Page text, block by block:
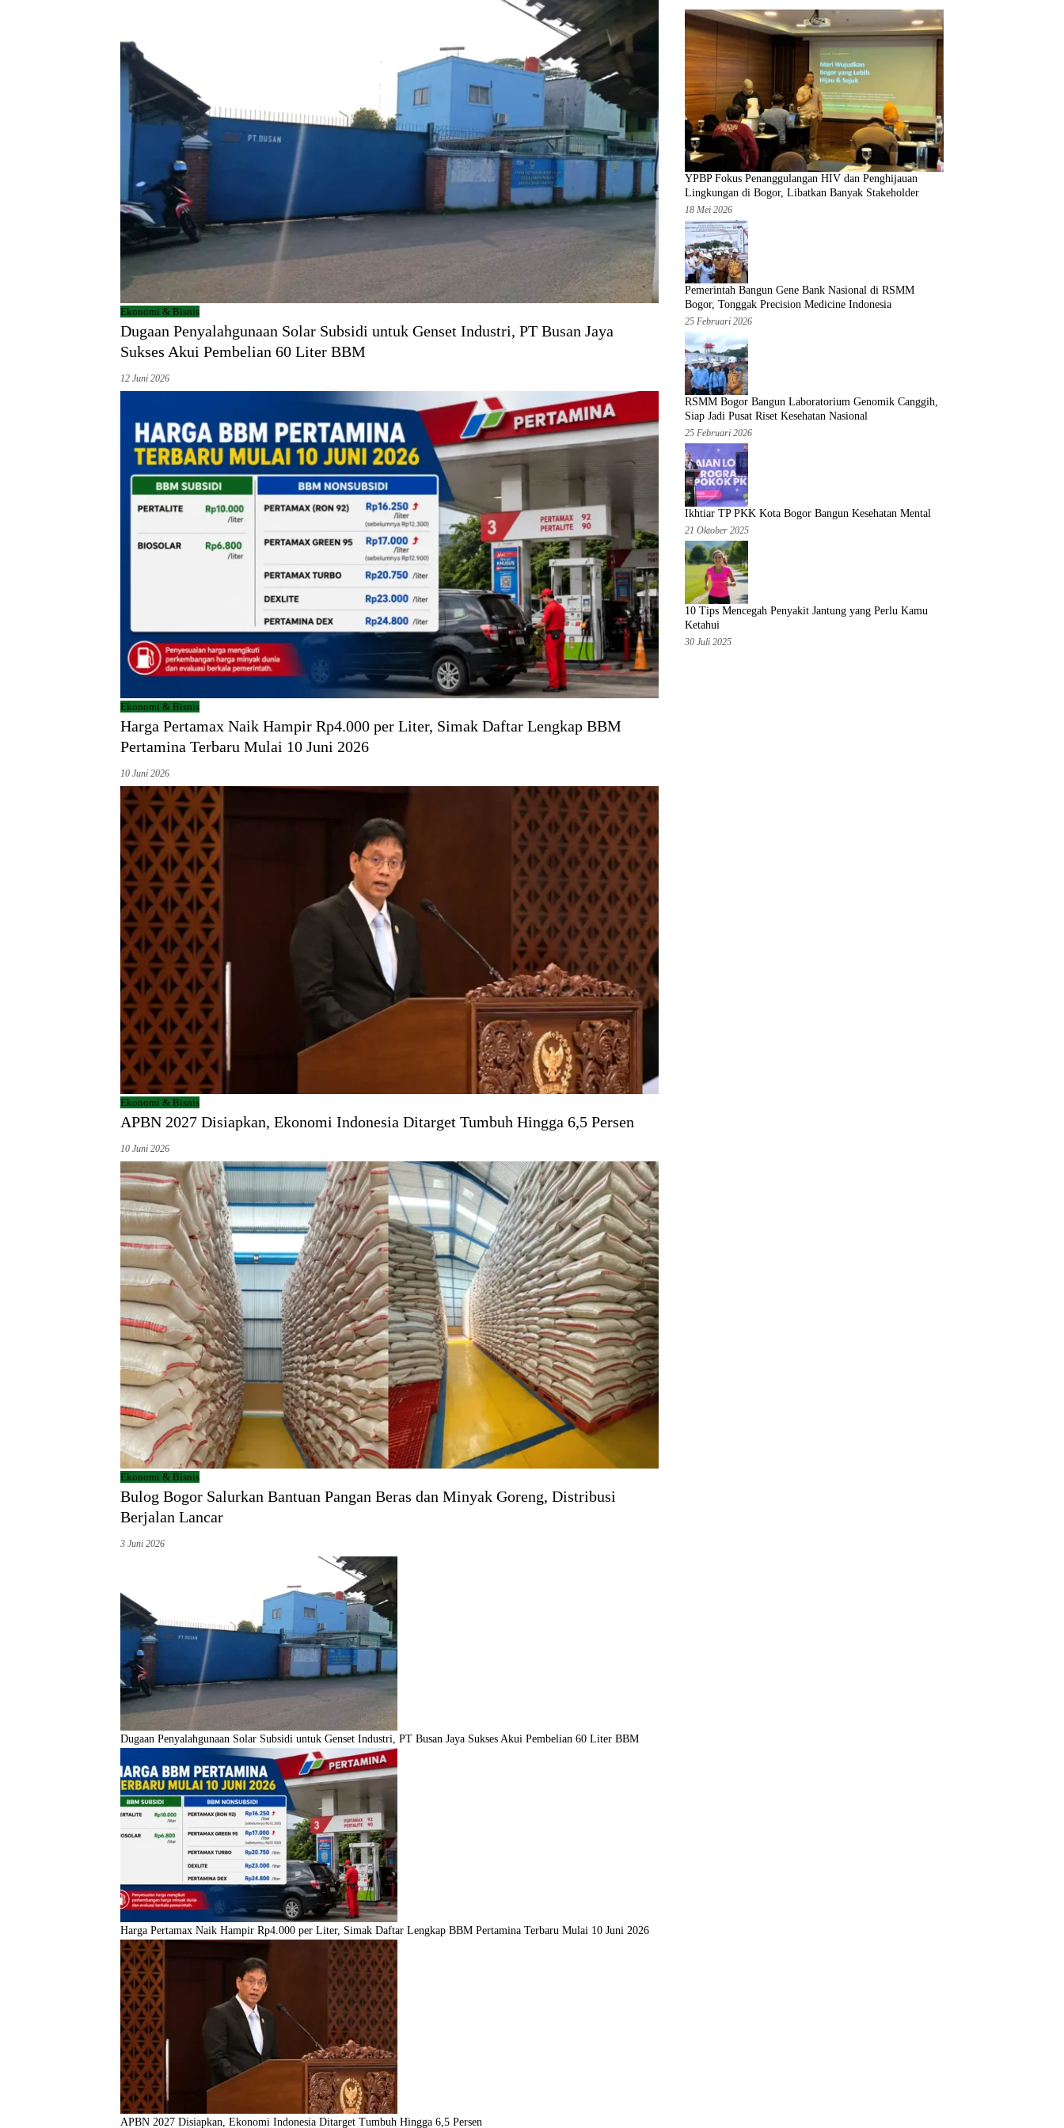
Ekonomi & Bisnis
Dugaan Penyalahgunaan Solar Subsidi untuk Genset Industri, PT Busan Jaya
Sukses Akui Pembelian 60 Liter BBM
12 Juni 2026
Ekonomi & Bisnis
Harga Pertamax Naik Hampir Rp4.000 per Liter, Simak Daftar Lengkap BBM
Pertamina Terbaru Mulai 10 Juni 2026
10 Juni 2026
Ekonomi & Bisnis
APBN 2027 Disiapkan, Ekonomi Indonesia Ditarget Tumbuh Hingga 6,5 Persen
10 Juni 2026
Ekonomi & Bisnis
Bulog Bogor Salurkan Bantuan Pangan Beras dan Minyak Goreng, Distribusi
Berjalan Lancar
3 Juni 2026
Dugaan Penyalahgunaan Solar Subsidi untuk Genset Industri, PT Busan Jaya Sukses Akui Pembelian 60 Liter BBM
Harga Pertamax Naik Hampir Rp4.000 per Liter, Simak Daftar Lengkap BBM Pertamina Terbaru Mulai 10 Juni 2026
APBN 2027 Disiapkan, Ekonomi Indonesia Ditarget Tumbuh Hingga 6,5 Persen
YPBP Fokus Penanggulangan HIV dan Penghijauan
Lingkungan di Bogor, Libatkan Banyak Stakeholder
18 Mei 2026
Pemerintah Bangun Gene Bank Nasional di RSMM
Bogor, Tonggak Precision Medicine Indonesia
25 Februari 2026
RSMM Bogor Bangun Laboratorium Genomik Canggih,
Siap Jadi Pusat Riset Kesehatan Nasional
25 Februari 2026
Ikhtiar TP PKK Kota Bogor Bangun Kesehatan Mental
21 Oktober 2025
10 Tips Mencegah Penyakit Jantung yang Perlu Kamu
Ketahui
30 Juli 2025